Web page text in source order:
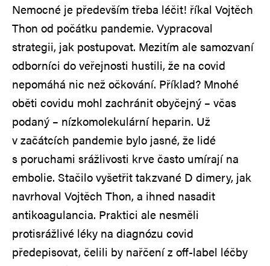
Nemocné je především třeba léčit! říkal Vojtěch
Thon od počátku pandemie. Vypracoval
strategii, jak postupovat. Mezitím ale samozvaní
odborníci do veřejnosti hustili, že na covid
nepomáhá nic než očkování. Příklad? Mnohé
oběti covidu mohl zachránit obyčejný – včas
podaný – nízkomolekulární heparin. Už
v začátcích pandemie bylo jasné, že lidé
s poruchami srážlivosti krve často umírají na
embolie. Stačilo vyšetřit takzvané D dimery, jak
navrhoval Vojtěch Thon, a ihned nasadit
antikoagulancia. Praktici ale nesměli
protisrážlivé léky na diagnózu covid
předepisovat, čelili by nařčení z off-label léčby